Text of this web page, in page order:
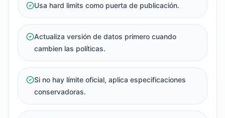
Usa hard limits como puerta de publicación.
Actualiza versión de datos primero cuando
cambien las políticas.
Si no hay límite oficial, aplica especificaciones
conservadoras.